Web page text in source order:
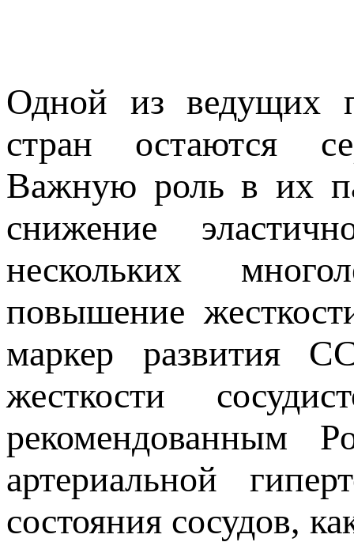
Одной из ведущих
стран остаются
Важную роль в их
снижение
нескольких
повышение
маркер развития
жесткости
рекомендованным
артериальной
состояния сосудов,